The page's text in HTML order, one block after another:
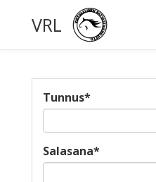
VRL
Tunnus*
Salasana*